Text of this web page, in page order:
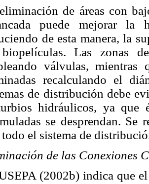
de áreas con
puede mejorar la
de esta manera, la
Las zonas
válvulas,
recalculando el
de distribución debe
hidráulicos, ya que
se desprendan.
el sistema de
de las Conexiones
(2002b) indica que